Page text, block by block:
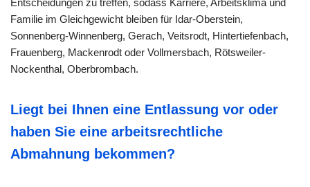
Entscheidungen zu treffen, sodass Karriere, Arbeitsklima und
Familie im Gleichgewicht bleiben für Idar-Oberstein,
Sonnenberg-Winnenberg, Gerach, Veitsrodt, Hintertiefenbach,
Frauenberg, Mackenrodt oder Vollmersbach, Rötsweiler-
Nockenthal, Oberbrombach.
Liegt bei Ihnen eine Entlassung vor oder
haben Sie eine arbeitsrechtliche
Abmahnung bekommen?